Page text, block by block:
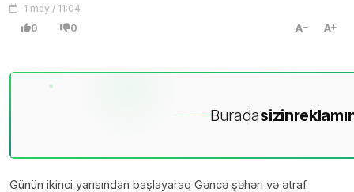
1 may / 11:04
0 0 A A
Buradasizin
Günün ikinci yarısından başlayaraq Gəncə şəhəri və ətraf